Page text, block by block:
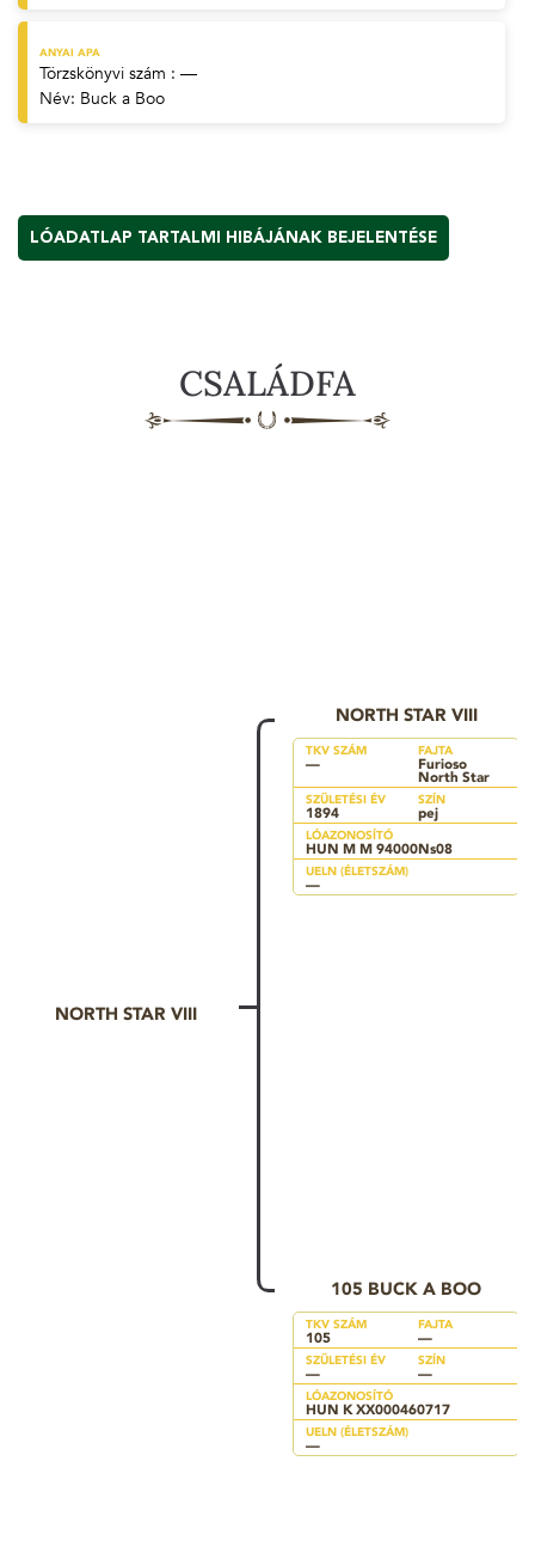
ANYAI APA
Törzskönyvi szám : —
Név: Buck a Boo
LÓADATLAP TARTALMI HIBÁJÁNAK BEJELENTÉSE
CSALÁDFA
NORTH STAR VIII
NORTH STAR VIII
TKV SZÁM
—
FAJTA
Furioso
North Star
SZÜLETÉSI ÉV
1894
SZÍN
pej
LÓAZONOSÍTÓ
HUN M M 94000Ns08
UELN (ÉLETSZÁM)
—
105 BUCK A BOO
TKV SZÁM
105
FAJTA
—
SZÜLETÉSI ÉV
—
SZÍN
—
LÓAZONOSÍTÓ
HUN K XX000460717
UELN (ÉLETSZÁM)
—